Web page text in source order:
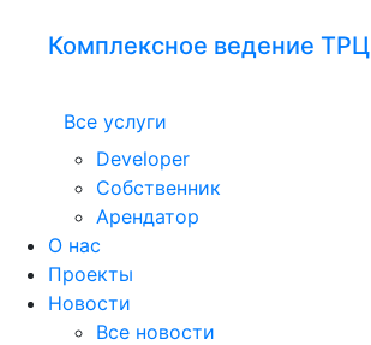
Комплексное ведение ТРЦ
Все услуги
Developer
Собственник
Арендатор
О нас
Проекты
Новости
Все новости